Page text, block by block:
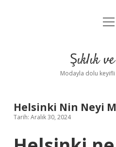
Yasal
Şıklık
Modayla dolu
Helsinki Nin Neyi
Tarih: Aralık 30, 2024